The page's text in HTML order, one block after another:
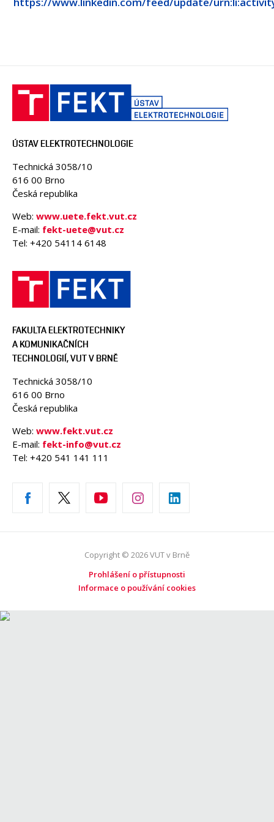
OSOBY
ÚSTAV ELEKTROTECHNOLOGIE
Technická 3058/10
616 00 Brno
Česká republika
Web: www.uete.fekt.vut.cz
E-mail: fekt-uete@vut.cz
Tel: +420 54114 6148
FAKULTA ELEKTROTECHNIKY
A KOMUNIKAČNÍCH
TECHNOLOGIÍ, VUT V BRNĚ
Technická 3058/10
616 00 Brno
Česká republika
Web: www.fekt.vut.cz
E-mail: fekt-info@vut.cz
Tel: +420 541 141 111
Copyright © 2026 VUT v Brně
Prohlášení o přístupnosti
Informace o používání cookies